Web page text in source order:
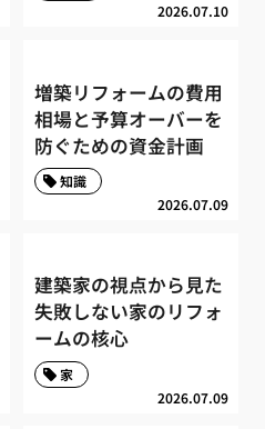
2026.07.10
増築リフォームの費用
相場と予算オーバーを
防ぐための資金計画
2026.07.09
知識
建築家の視点から見た
失敗しない家のリフォ
ームの核心
2026.07.09
家